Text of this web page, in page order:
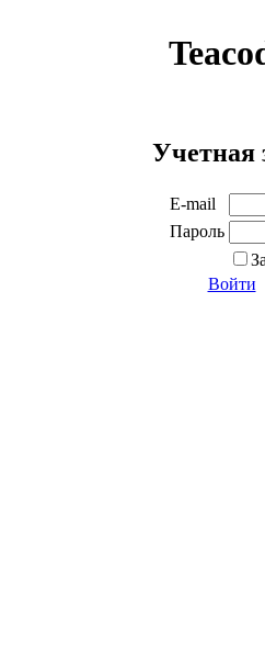
Учетная
E-mail
Пароль
Войти